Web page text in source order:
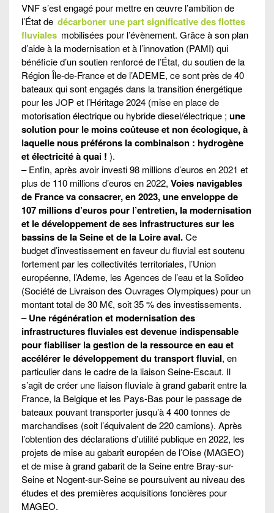
VNF s’est engagé pour mettre en œuvre l’ambition de
l’État de décarboner une part significative des flottes
fluviales mobilisées pour l’évènement. Grâce à son plan
d’aide à la modernisation et à l’innovation (PAMI) qui
bénéficie d’un soutien renforcé de l’État, du soutien de la
Région Île-de-France et de l’ADEME, ce sont près de 40
bateaux qui sont engagés dans la transition énergétique
pour les JOP et l’Héritage 2024 (mise en place de
motorisation électrique ou hybride diesel/électrique ; une
solution pour le moins coûteuse et non écologique, à
laquelle nous préférons la combinaison : hydrogène
et électricité à quai ! ).
– Enfin, après avoir investi 98 millions d’euros en 2021 et
plus de 110 millions d’euros en 2022, Voies navigables
de France va consacrer, en 2023, une enveloppe de
107 millions d’euros pour l’entretien, la modernisation
et le développement de ses infrastructures sur les
bassins de la Seine et de la Loire aval.Ce
budget d’investissement en faveur du fluvial est soutenu
fortement par les collectivités territoriales, l’Union
européenne, l’Ademe, les Agences de l’eau et la Solideo
(Société de Livraison des Ouvrages Olympiques) pour un
montant total de 30 M€, soit 35 % des investissements.
–Une régénération et modernisation des
infrastructures fluviales est devenue indispensable
pour fiabiliser la gestion de la ressource en eau et
accélérer le développement du transport fluvial, en
particulier dans le cadre de la liaison Seine-Escaut. Il
s’agit de créer une liaison fluviale à grand gabarit entre la
France, la Belgique et les Pays-Bas pour le passage de
bateaux pouvant transporter jusqu’à 4 400 tonnes de
marchandises (soit l’équivalent de 220 camions). Après
l’obtention des déclarations d’utilité publique en 2022, les
projets de mise au gabarit européen de l’Oise (MAGEO)
et de mise à grand gabarit de la Seine entre Bray-sur-
Seine et Nogent-sur-Seine se poursuivent au niveau des
études et des premières acquisitions foncières pour
MAGEO.